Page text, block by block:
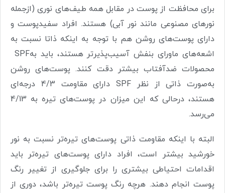
برای محافظت از پوست در مقابل همه طیف‌های نوری (ازجمله
نورهای مصنوعی مانند نور آبی) هستند. افراد سفیدپوست و
دارای پوست‌های روشن هم با توجه به اینکه ذاتا نسبت به
اشعه‌های ماورای بنفش آسیب‌پذیرتر هستند، باید بهSPF
محصولات ضدآفتاب بیشتر دقت کنند. پوست‌های روشن
به‌صورت ذاتی از نظر
SPF
دارای مقاومت 4/3 درجه‌ای
هستند، درحالی که این میزان در پوست‌های تیره به 4/13
می‌رسد.
البته با اینکه مقاومت ذاتی پوست‌های تیره‌تر نسبت به نور
خورشید بیشتر است، افراد دارای پوست‌های تیره‌تر باید
اقدامات احتیاطی بیشتری را برای جلوگیری از تغییر رنگ
پوست انجام دهند. هرچه رنگ پوست تیره‌تر باشد، دوری از